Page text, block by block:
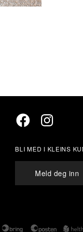
Facebook
BLI MED I KLEINS
Meld deg inn